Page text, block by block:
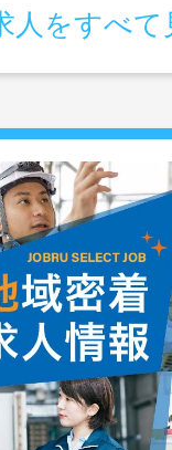
人をすべて